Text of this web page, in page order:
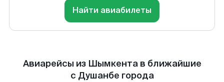
Найти авиабилеты
Авиарейсы из Шымкента в ближайшие
с Душанбе города